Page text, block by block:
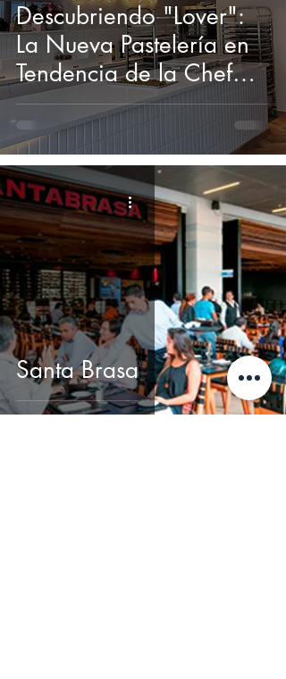
Descubriendo "Lover":
La Nueva Pastelería en
Tendencia de la Chef
Camila
Santa Brasa